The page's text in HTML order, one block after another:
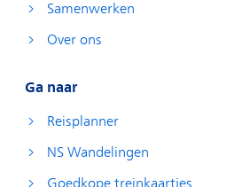
Samenwerken
Over ons
Ga naar
Reisplanner
NS Wandelingen
Goedkope treinkaartjes